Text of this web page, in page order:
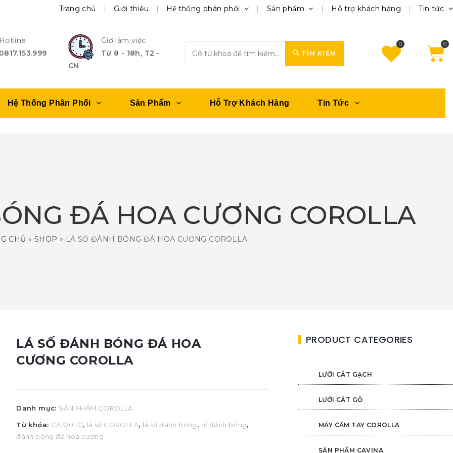
Trang chủ Giới thiệu Hệ thống phân phối Sản phẩm Hỗ trợ khách hàng Tin tức
Giờ làm việc
Từ 8 - 18h, T2 -
CN
TÌM KIẾM
0
Hệ Thống Phân Phối Sản Phẩm Hỗ Trợ Khách Hàng Tin Tức
ĐÁ HOA CƯƠNG COROLLA
CHỦ » SHOP » LÁ SỐ ĐÁNH BÓNG ĐÁ HOA CƯƠNG COROLLA
LÁ SỐ ĐÁNH BÓNG ĐÁ HOA
CƯƠNG COROLLA
Danh mục: SẢN PHẨM COROLLA
Từ khóa: CA370110, lá số COROLLA, lá số đánh bóng, nỉ đánh bóng,
đánh bóng đá hoa cương
PRODUCT CATEGORIES
LƯỠI CẮT GẠCH
LƯỠI CẮT GỖ
MÁY CẦM TAY COROLLA
SẢN PHẨM CAVINA